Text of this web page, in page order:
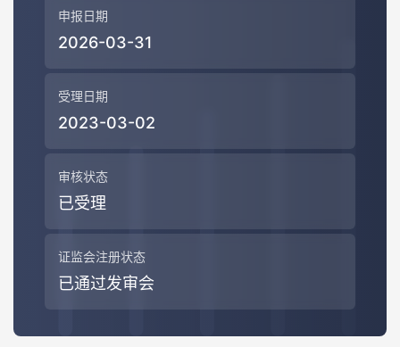
申报日期
2026-03-31
受理日期
2023-03-02
审核状态
已受理
证监会注册状态
已通过发审会